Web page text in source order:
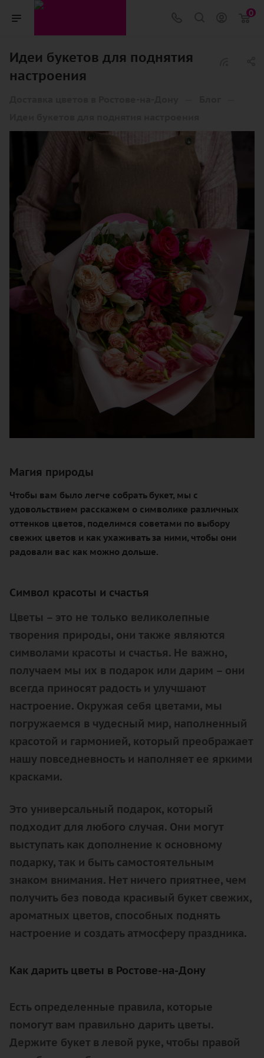
0
Идеи букетов для поднятия
настроения
Магия природы
Чтобы вам было легче собрать букет, мы с
удовольствием расскажем о символике различных
оттенков цветов, поделимся советами по выбору
свежих цветов и как ухаживать за ними, чтобы они
радовали вас как можно дольше.
Символ красоты и счастья
Цветы – это не только великолепные
творения природы, они также являются
символами красоты и счастья. Не важно,
получаем мы их в подарок или дарим – они
всегда приносят радость и улучшают
настроение. Окружая себя цветами, мы
погружаемся в чудесный мир, наполненный
красотой и гармонией, который преображает
нашу повседневность и наполняет ее яркими
красками.
Это универсальный подарок, который
подходит для любого случая. Они могут
выступать как дополнение к основному
подарку, так и быть самостоятельным
знаком внимания. Нет ничего приятнее, чем
получить без повода красивый букет свежих,
ароматных цветов, способных поднять
настроение и создать атмосферу праздника.
Как дарить цветы в Ростове-на-Дону
Есть определенные правила, которые
помогут вам правильно дарить цветы.
Держите букет в левой руке, чтобы правой